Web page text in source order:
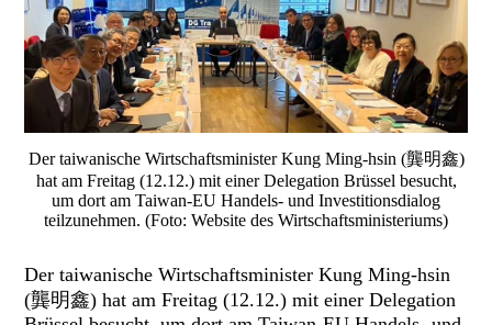
Der taiwanische Wirtschaftsminister Kung Ming-hsin (龔明鑫)
hat am Freitag (12.12.) mit einer Delegation Brüssel besucht,
um dort am Taiwan-EU Handels- und Investitionsdialog
teilzunehmen. (Foto: Website des Wirtschaftsministeriums)
Der taiwanische Wirtschaftsminister Kung Ming-hsin
(龔明鑫) hat am Freitag (12.12.) mit einer Delegation